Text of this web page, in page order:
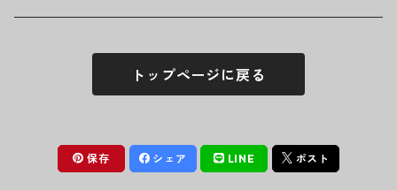
MICHAEL JACKSON
MY CHEMICAL ROMANCE
パンツ・ズボン
フィギュア
トップページに戻る
保存 シェア LINE ポスト